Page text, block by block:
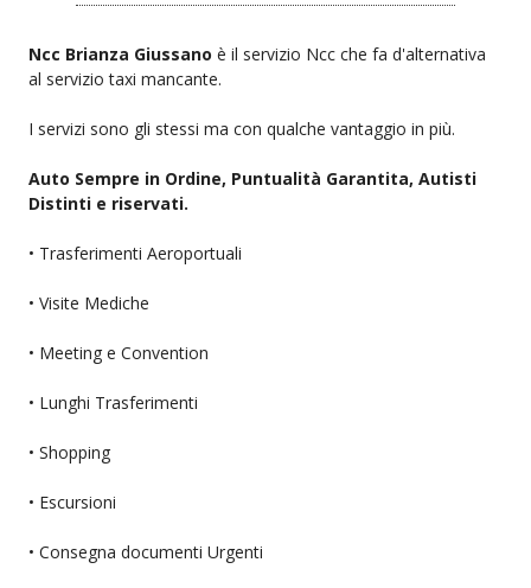
Ncc Brianza Giussano è il servizio Ncc che fa d'alternativa
al servizio taxi mancante.
I servizi sono gli stessi ma con qualche vantaggio in più.
Auto Sempre in Ordine, Puntualità Garantita, Autisti
Distinti e riservati.
• Trasferimenti Aeroportuali
• Visite Mediche
• Meeting e Convention
• Lunghi Trasferimenti
• Shopping
• Escursioni
• Consegna documenti Urgenti